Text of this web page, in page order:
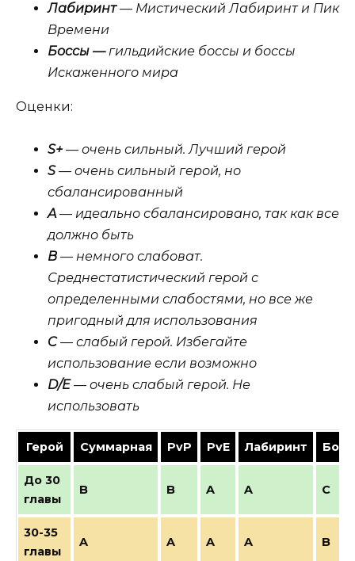
Лабиринт— Мистический Лабиринт и Пик
Времени
Боссы —гильдийские боссы и боссы
Искаженного мира
Оценки:
S+ — очень сильный. Лучший герой
S— очень сильный герой, но
сбалансированный
A— идеально сбалансировано, так как все
должно быть
B — немного слабоват.
Среднестатистический герой с
определенными слабостями, но все же
пригодный для использования
C— слабый герой. Избегайте
использование если возможно
D/E— очень слабый герой. Не
использовать
Герой Суммарная PvP PvE Лабиринт
До 30
главы
B B A A C
30-35
главы
A A A A B